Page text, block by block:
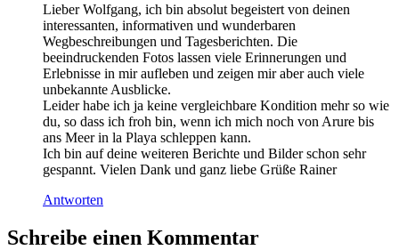
Lieber Wolfgang, ich bin absolut begeistert von deinen
interessanten, informativen und wunderbaren
Wegbeschreibungen und Tagesberichten. Die
beeindruckenden Fotos lassen viele Erinnerungen und
Erlebnisse in mir aufleben und zeigen mir aber auch viele
unbekannte Ausblicke.
Leider habe ich ja keine vergleichbare Kondition mehr so wie
du, so dass ich froh bin, wenn ich mich noch von Arure bis
ans Meer in la Playa schleppen kann.
Ich bin auf deine weiteren Berichte und Bilder schon sehr
gespannt. Vielen Dank und ganz liebe Grüße Rainer
Antworten
Schreibe einen Kommentar